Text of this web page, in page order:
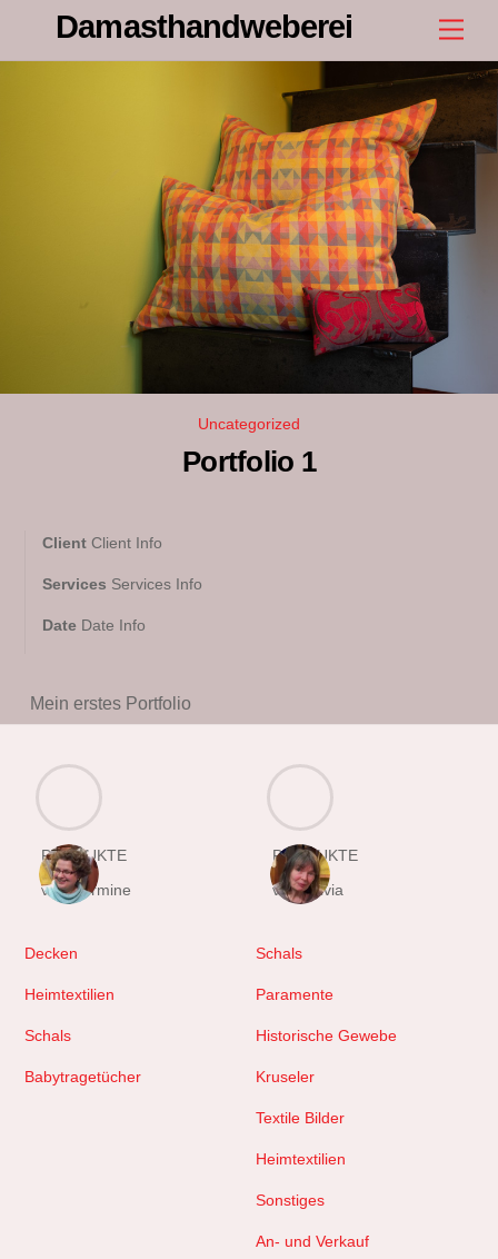
Damasthandweberei
Uncategorized
Portfolio 1
ClientClient Info
Services Services Info
DateDate Info
Mein erstes Portfolio
PRODUKTE
von Hermine
Decken
Heimtextilien
Schals
Babytragetücher
PRODUKTE
von Sylvia
Schals
Paramente
Historische Gewebe
Kruseler
Textile Bilder
Heimtextilien
Sonstiges
An- und Verkauf